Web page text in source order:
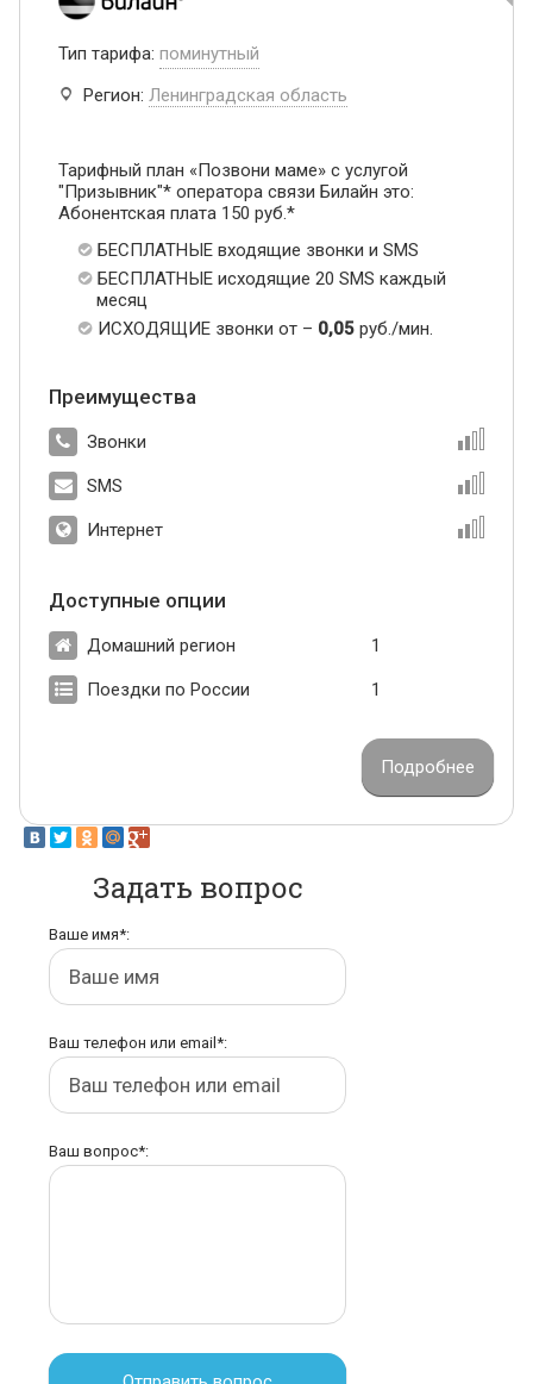
Тип тарифа: поминутный
Регион: Ленинградская область
Тарифный план «Позвони маме» с услугой
"Призывник"* оператора связи Билайн это:
Абонентская плата 150 руб.*
БЕСПЛАТНЫЕ входящие звонки и SMS
БЕСПЛАТНЫЕ исходящие 20 SMS каждый
месяц
ИСХОДЯЩИЕ звонки от – 0,05 руб./мин.
Преимущества
Звонки
SMS
Интернет
Доступные опции
Домашний регион 1
Поездки по России 1
Подробнее
Задать вопрос
Ваше имя*:
Ваш телефон или email*:
Ваш вопрос*: